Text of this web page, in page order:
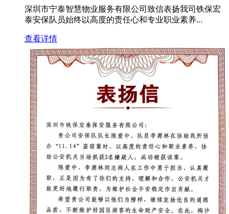
深圳市宁泰智慧物业服务有限公司致信表扬我司铁保宏
泰安保队员始终以高度的责任心和专业职业素养...
查看详情